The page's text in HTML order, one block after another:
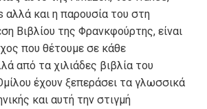
αλλά και η παρουσία του στη
Βιβλίου της Φρανκφούρτης, είναι
που θέτουμε σε κάθε
από τα χιλιάδες βιβλία του
έχουν ξεπεράσει τα γλωσσικά
και αυτή την στιγμή